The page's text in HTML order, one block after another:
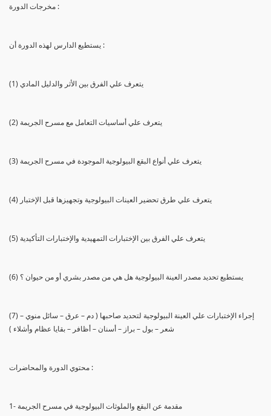
مخرجات الدورة :
يستطيع الدارس لهذه الدورة أن :
(1) يتعرف علي الفرق بين الأثر والدليل المادي
(2) يتعرف علي أساسيات التعامل مع مسرح الجريمة
(3) يتعرف علي أنواع البقع البيولوجية الموجودة في مسرح الجريمة
(4) يتعرف علي طرق تحضير العينات البيولوجية وتجهيزها قبل الإختبار
(5) يتعرف علي الفرق بين الإختبارات التمهيدية والإختبارات التأكيدية
(6) يستطيع تحديد مصدر العينة البيولوجية هل هي من مصدر بشري أو من حيوان ؟
(7) إجراء الإختبارات علي العينة البيولوجية لتحديد صاحبها ( دم – عرق – سائل منوي –
شعر – بول – براز – أسنان – أظافر – بقايا عظام وأشلاء )
محتوي الدورة والمحاضرات :
1- مقدمة عن البقع والملوثات البيولوجية في مسرح الجريمة